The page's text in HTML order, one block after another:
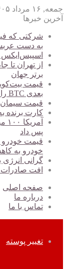
جمعه, ۱۶ مرداد ۱۴۰۵
آخرین خبرها
شرکتی که
به دست
اسپیس‌ایکس
از تهران تا
برتر جهان
قیمت
بعدی BTC را تعیین می‌کنند؟
قیمت سیمان عمده
کارت برنده
پس داد
خودرو به
گرانی
افت صادرات
صفحه اصلی
درباره ما
تماس با ما
تغییر پوسته